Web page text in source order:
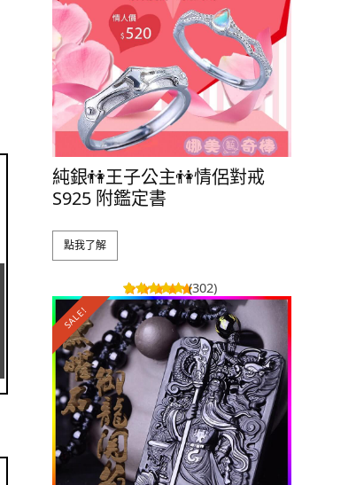
純銀👫王子公主👫情侶對戒
S925 附鑑定書
點我了解
(302)
SALE!